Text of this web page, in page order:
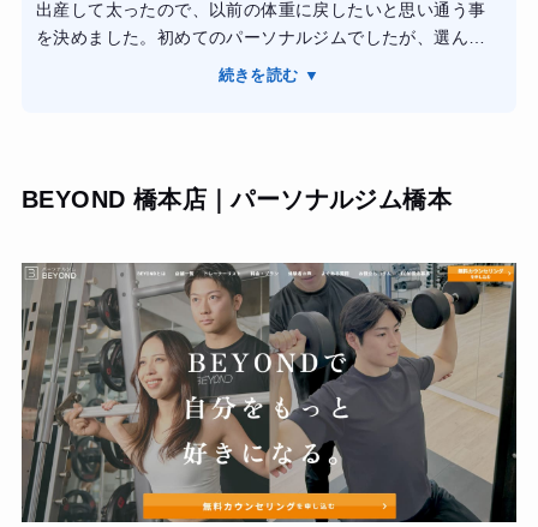
ったです。通い続けるうちに体重が落ちただけでなく、体
が引き締まり、疲れにくくなるなど生活面でも良い変化を
実感できました。運動や食事への意識が自然と高まり、ト
出産して太ったので、以前の体重に戻したいと思い通う事
を決めました。初めてのパーソナルジムでしたが、選んで
良かったです。当人の目標や悩みに寄り添いながら、最適
が少ないです。綺麗に引き締まった、健康的な体型になれ
続きを読む ▼
BEYOND 橋本店｜パーソナルジム橋本